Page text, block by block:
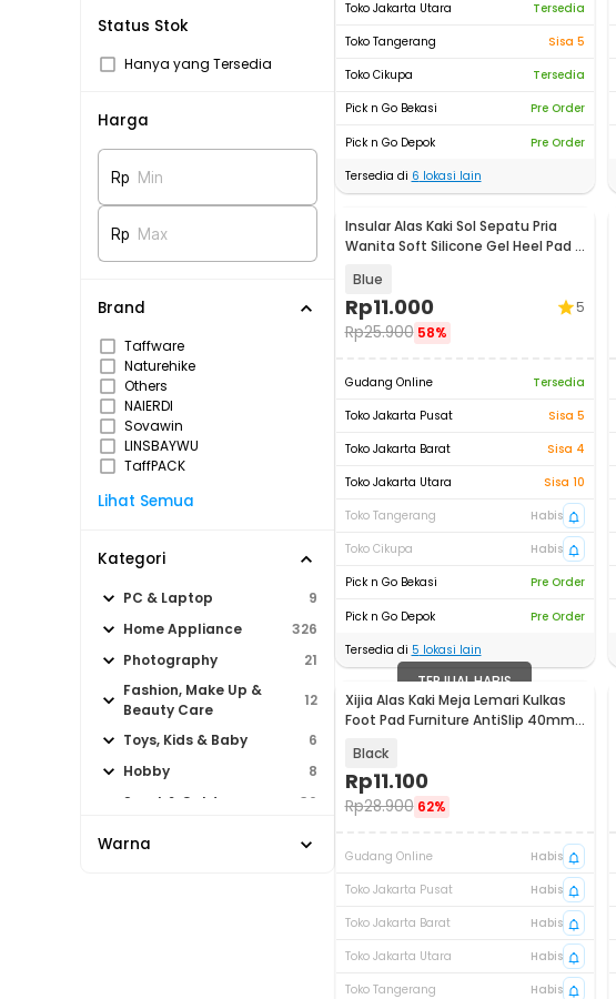
Status Stok
Hanya yang Tersedia
Harga
Rp Min
Rp Max
Brand
Taffware
Naturehike
Others
NAIERDI
Sovawin
LINSBAYWU
TaffPACK
Lihat Semua
Kategori
PC & Laptop
9
Home Appliance
326
Photography
21
Fashion, Make Up &
Beauty Care
12
Toys, Kids & Baby
6
Hobby
8
Sport & Outdoor
36
Warna
Toko Jakarta Utara
Tersedia
Toko Tangerang
Sisa 5
Toko Cikupa
Tersedia
Pick n Go Bekasi
Pre Order
Pick n Go Depok
Pre Order
Tersedia di 6 lokasi lain
Insular Alas Kaki Sol Sepatu Pria
Wanita Soft Silicone Gel Heel Pad -
Blue
Rp11.000
Rp25.900 58%
5
Gudang Online
Tersedia
Toko Jakarta Pusat
Sisa 5
Toko Jakarta Barat
Sisa 4
Toko Jakarta Utara
Sisa 10
Toko Tangerang
Habis
Toko Cikupa
Habis
Pick n Go Bekasi
Pre Order
Pick n Go Depok
Pre Order
Tersedia di 5 lokasi lain
TERJUAL HABIS
Xijia Alas Kaki Meja Lemari Kulkas
Foot Pad Furniture AntiSlip 40mm
Black
Rp11.100
Rp28.900 62%
Gudang Online
Habis
Toko Jakarta Pusat
Habis
Toko Jakarta Barat
Habis
Toko Jakarta Utara
Habis
Toko Tangerang
Habis